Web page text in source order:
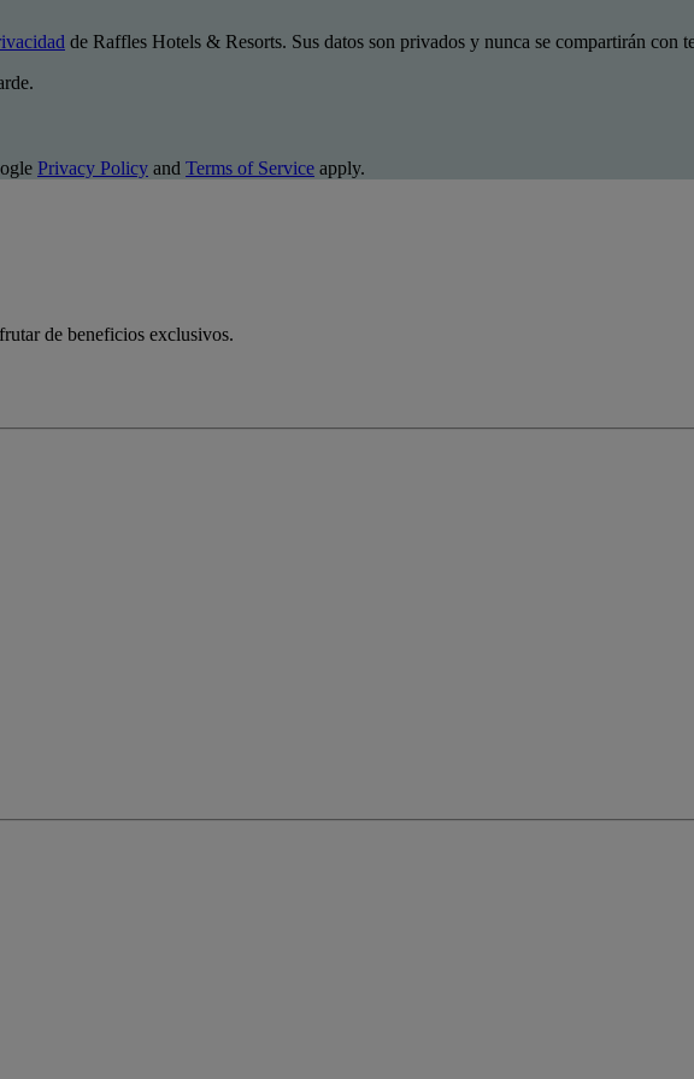
de Raffles Hotels & Resorts. Sus datos son privados y nunca se compartirán con
Privacy Policy and Terms of Service apply.
de beneficios exclusivos.